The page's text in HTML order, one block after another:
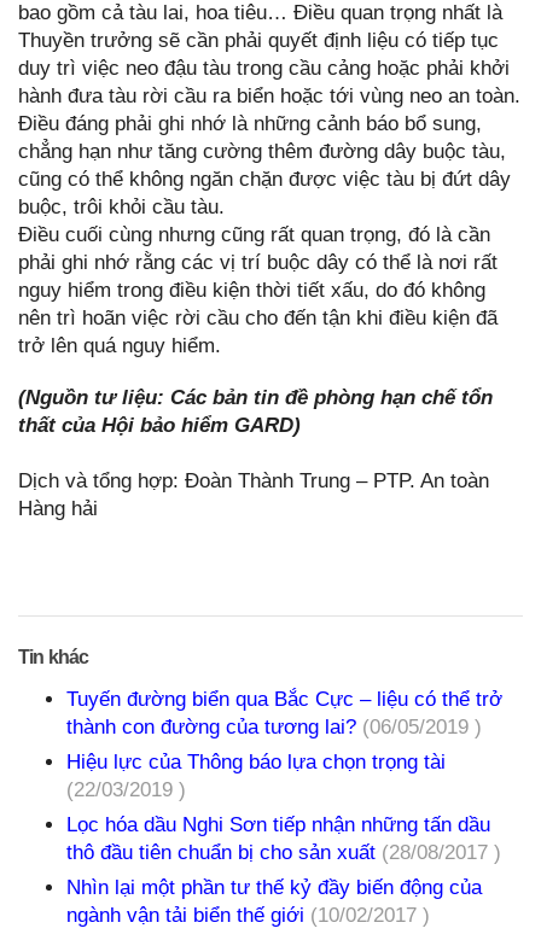
bao gồm cả tàu lai, hoa tiêu… Điều quan trọng nhất là
Thuyền trưởng sẽ cần phải quyết định liệu có tiếp tục
duy trì việc neo đậu tàu trong cầu cảng hoặc phải khởi
hành đưa tàu rời cầu ra biển hoặc tới vùng neo an toàn.
Điều đáng phải ghi nhớ là những cảnh báo bổ sung,
chẳng hạn như tăng cường thêm đường dây buộc tàu,
cũng có thể không ngăn chặn được việc tàu bị đứt dây
buộc, trôi khỏi cầu tàu.
Điều cuối cùng nhưng cũng rất quan trọng, đó là cần
phải ghi nhớ rằng các vị trí buộc dây có thể là nơi rất
nguy hiểm trong điều kiện thời tiết xấu, do đó không
nên trì hoãn việc rời cầu cho đến tận khi điều kiện đã
trở lên quá nguy hiểm.
(Nguồn tư liệu: Các bản tin đề phòng hạn chế tổn
thất của Hội bảo hiểm GARD)
Dịch và tổng hợp: Đoàn Thành Trung – PTP. An toàn
Hàng hải
Tin khác
Tuyến đường biển qua Bắc Cực – liệu có thể trở
thành con đường của tương lai? (06/05/2019 )
Hiệu lực của Thông báo lựa chọn trọng tài
(22/03/2019 )
Lọc hóa dầu Nghi Sơn tiếp nhận những tấn dầu
thô đầu tiên chuẩn bị cho sản xuất (28/08/2017 )
Nhìn lại một phần tư thế kỷ đầy biến động của
ngành vận tải biển thế giới (10/02/2017 )